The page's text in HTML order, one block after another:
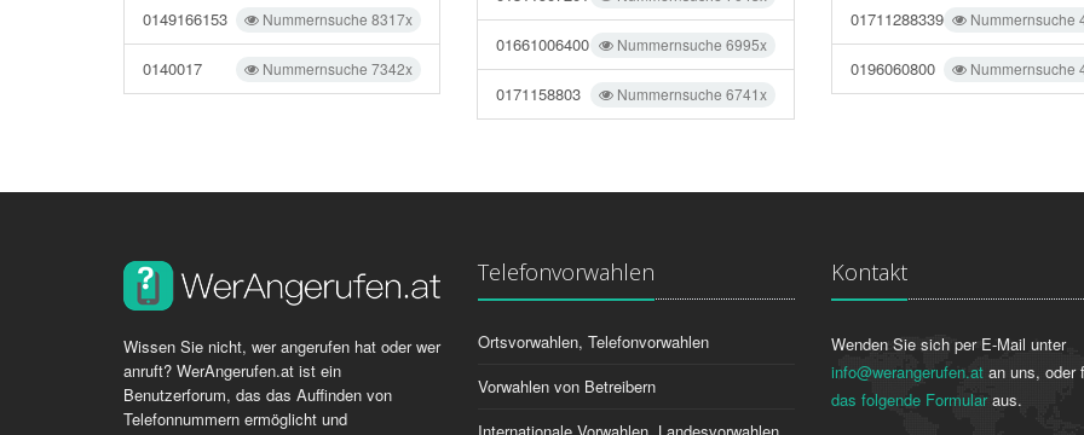
Nummernsuche 8317x
0149166153
Nummernsuche 7342x
0140017
Nummernsuche 6995x
01661006400
Nummernsuche 6741x
0171158803
Nummernsuche
01711288339
Nummernsuche
0196060800
Wissen Sie nicht, wer angerufen hat oder wer
anruft? WerAngerufen.at ist ein
Benutzerforum, das das Auffinden von
Telefonnummern ermöglicht und
Telefonvorwahlen
Ortsvorwahlen, Telefonvorwahlen
Vorwahlen von Betreibern
Kontakt
Wenden Sie sich per E-Mail unter
info@werangerufen.at an uns, oder
das folgende Formularaus.